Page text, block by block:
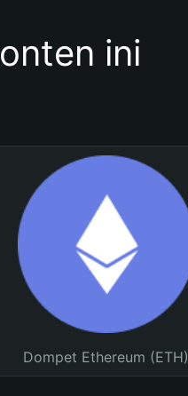
ini
Dompet Ethereum (ETH)